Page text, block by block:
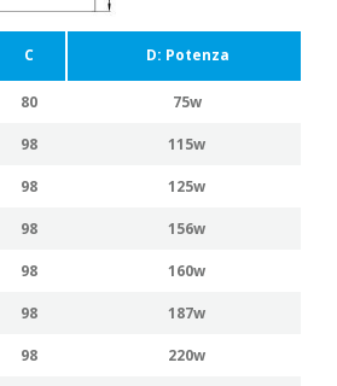
C D: Potenza
80 75w
98 115w
98 125w
98 156w
98 160w
98 187w
98 220w